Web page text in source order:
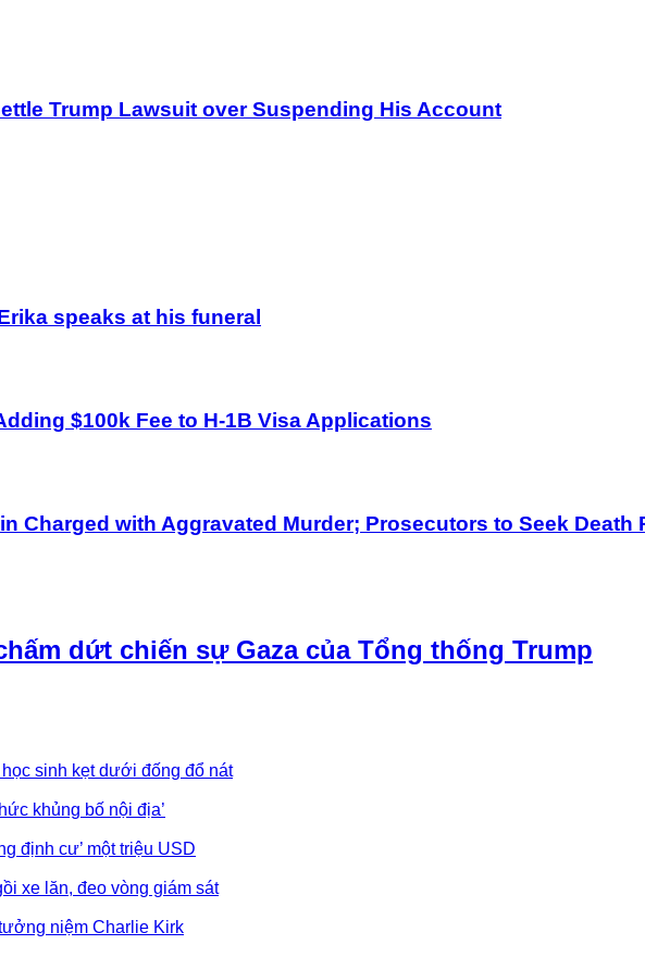
Trump Lawsuit over Suspending His Account
speaks at his funeral
$100k Fee to H-1B Visa Applications
Charged with Aggravated Murder; Prosecutors to Seek Death
dứt chiến sự Gaza của Tổng thống Trump
sinh kẹt dưới đống đổ nát
khủng bố nội địa’
định cư’ một triệu USD
xe lăn, đeo vòng giám sát
niệm Charlie Kirk